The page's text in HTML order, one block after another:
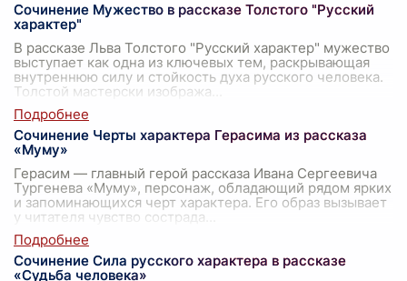
Сочинение Мужество в рассказе Толстого "Русский
характер"
В рассказе Льва Толстого "Русский характер" мужество
выступает как одна из ключевых тем, раскрывающая
внутреннюю силу и стойкость духа русского человека.
Толстой мастерски изобража
Сочинение Черты характера Герасима из рассказа
«Муму»
Герасим — главный герой рассказа Ивана Сергеевича
Тургенева «Муму», персонаж, обладающий рядом ярких
и запоминающихся черт характера. Его образ вызывает
у читателя чувство сострада
Сочинение Сила русского характера в рассказе
«Судьба человека»